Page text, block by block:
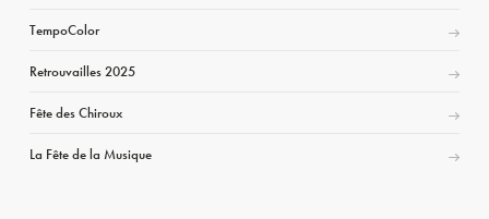
TempoColor
Retrouvailles 2025
Fête des Chiroux
La Fête de la Musique